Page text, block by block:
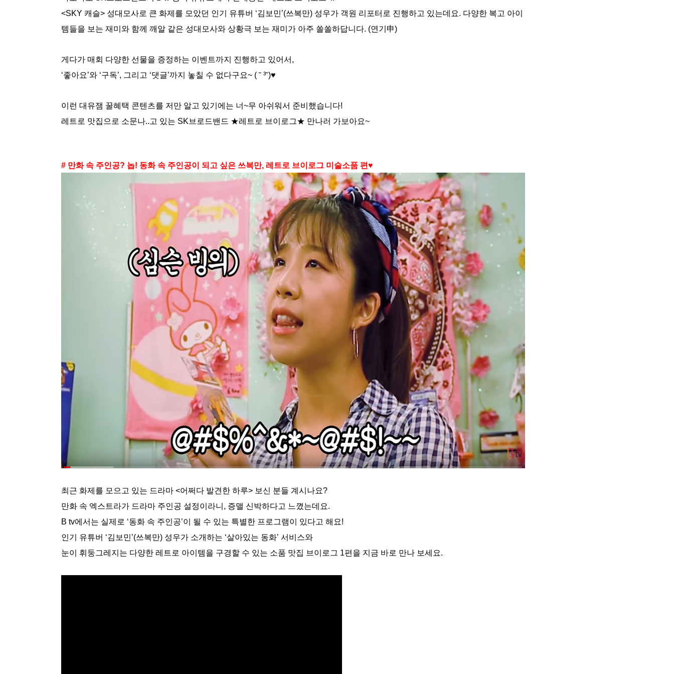
<SKY 캐슬> 성대모사로 큰 화제를 모았던 인기 유튜버 ‘김보민’(쓰복만) 성우가 객원 리포터로 진행하고 있는데요. 다양한 복고 아이
템들을 보는 재미와 함께 깨알 같은 성대모사와 상황극 보는 재미가 아주 쏠쏠하답니다. (연기申)
게다가 매회 다양한 선물을 증정하는 이벤트까지 진행하고 있어서,
‘좋아요’와 ‘구독’, 그리고 ‘댓글’까지 놓칠 수 없다구요~ ( ˘ ³˘)♥
이런 대유잼 꿀혜택 콘텐츠를 저만 알고 있기에는 너~무 아쉬워서 준비했습니다!
레트로 맛집으로 소문나..고 있는 SK브로드밴드 ★레트로 브이로그★ 만나러 가보아요~
# 만화 속 주인공? 놉! 동화 속 주인공이 되고 싶은 쓰복만, 레트로 브이로그 미술소품 편♥
최근 화제를 모으고 있는 드라마 <어쩌다 발견한 하루> 보신 분들 계시나요?
만화 속 엑스트라가 드라마 주인공 설정이라니, 증맬 신박하다고 느꼈는데요.
B tv에서는 실제로 ‘동화 속 주인공’이 될 수 있는 특별한 프로그램이 있다고 해요!
인기 유튜버 ‘김보민’(쓰복만) 성우가 소개하는 ‘살아있는 동화’ 서비스와
눈이 휘둥그레지는 다양한 레트로 아이템을 구경할 수 있는 소품 맛집 브이로그 1편을 지금 바로 만나 보세요.